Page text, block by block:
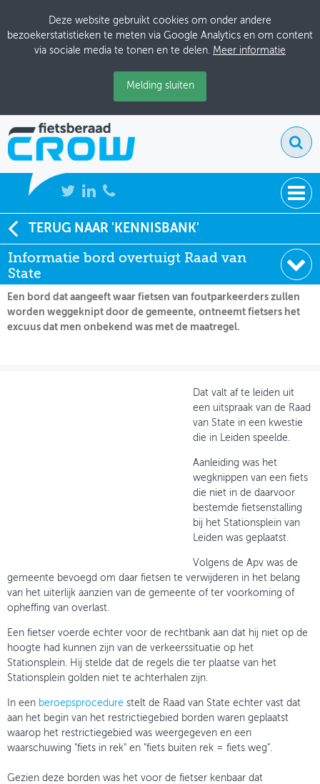
Deze website gebruikt cookies om onder andere
bezoekerstatistieken te meten via Google Analytics en om content
via sociale media te tonen en te delen. Meer informatie
Melding sluiten
NIEUWS
BIJEENKOMSTEN
KENNISBANK
ADRESSENBOEK
TERUG NAAR 'KENNISBANK'
Informatie bord overtuigt Raad van
State
Soort:
Nieuws Fietsberaad
Datum:
21-10-2016
Een bord dat aangeeft waar fietsen van foutparkeerders zullen
worden weggeknipt door de gemeente, ontneemt fietsers het
excuus dat men onbekend was met de maatregel.
Dat valt af te leiden uit
een uitspraak van de Raad
van State in een kwestie
die in Leiden speelde.
Aanleiding was het
wegknippen van een fiets
die niet in de daarvoor
bestemde fietsenstalling
bij het Stationsplein van
Leiden was geplaatst.
Volgens de Apv was de
gemeente bevoegd om daar fietsen te verwijderen in het belang
van het uiterlijk aanzien van de gemeente of ter voorkoming of
opheffing van overlast.
Een fietser voerde echter voor de rechtbank aan dat hij niet op de
hoogte had kunnen zijn van de verkeerssituatie op het
Stationsplein. Hij stelde dat de regels die ter plaatse van het
Stationsplein golden niet te achterhalen zijn.
In een beroepsprocedure stelt de Raad van State echter vast dat
aan het begin van het restrictiegebied borden waren geplaatst
waarop het restrictiegebied was weergegeven en een
waarschuwing "fiets in rek" en "fiets buiten rek = fiets weg".
Gezien deze borden was het voor de fietser kenbaar dat